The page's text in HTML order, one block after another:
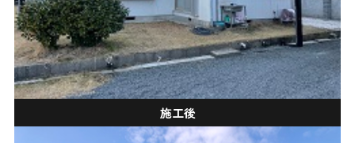
施工後